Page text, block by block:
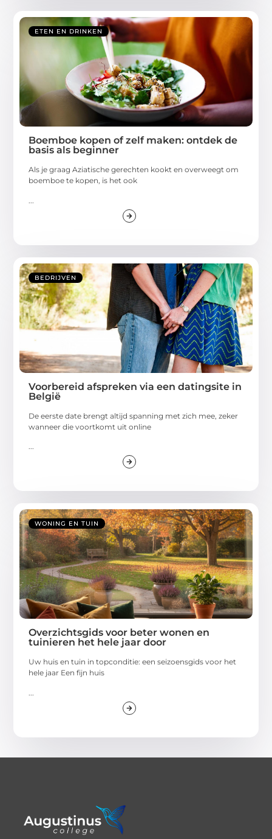
ETEN EN DRINKEN
Boemboe kopen of zelf maken: ontdek de
basis als beginner
Als je graag Aziatische gerechten kookt en overweegt om
boemboe te kopen, is het ook
BEDRIJVEN
Voorbereid afspreken via een datingsite in
België
De eerste date brengt altijd spanning met zich mee, zeker
wanneer die voortkomt uit online
...
WONING EN TUIN
Overzichtsgids voor beter wonen en
tuinieren het hele jaar door
Uw huis en tuin in topconditie: een seizoensgids voor het
hele jaar Een fijn huis